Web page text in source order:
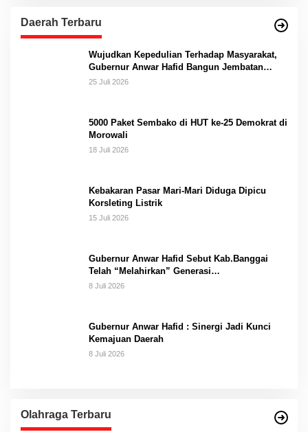
Daerah Terbaru
Wujudkan Kepedulian Terhadap Masyarakat,
Gubernur Anwar Hafid Bangun Jembatan
Gantung Masungkang dengan Dana Pribadi
25 Juli 2026
5000 Paket Sembako di HUT ke-25 Demokrat di
Morowali
18 Juli 2026
Kebakaran Pasar Mari-Mari Diduga Dipicu
Korsleting Listrik
15 Juli 2026
Gubernur Anwar Hafid Sebut Kab.Banggai
Telah “Melahirkan” Generasi…
8 Juli 2026
Gubernur Anwar Hafid : Sinergi Jadi Kunci
Kemajuan Daerah
8 Juli 2026
Olahraga Terbaru